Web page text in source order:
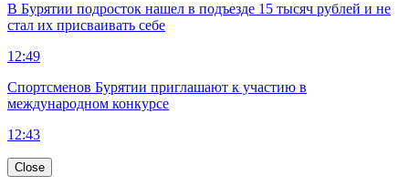
В Бурятии подросток нашел в подъезде 15 тысяч рублей и не
стал их присваивать себе
12:49
Спортсменов Бурятии приглашают к участию в
международном конкурсе
12:43
Close